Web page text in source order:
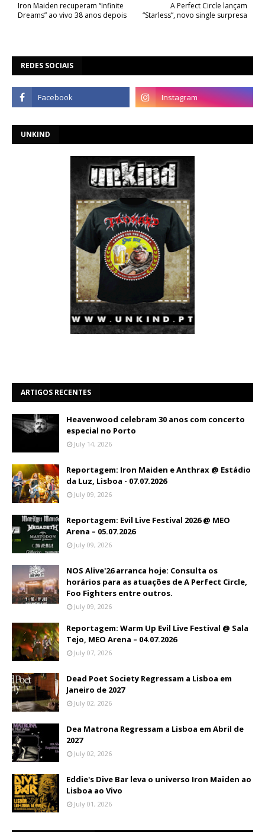
A Perfect Circle lançam
“Starless”, novo single surpresa
Iron Maiden recuperam “Infinite
Dreams” ao vivo 38 anos depois
REDES SOCIAIS
UNKIND
ARTIGOS RECENTES
Heavenwood celebram 30 anos com concerto
especial no Porto
July 14, 2026
Reportagem: Iron Maiden e Anthrax @ Estádio
da Luz, Lisboa - 07.07.2026
July 09, 2026
Reportagem: Evil Live Festival 2026 @ MEO
Arena – 05.07.2026
July 09, 2026
NOS Alive'26 arranca hoje: Consulta os
horários para as atuações de A Perfect Circle,
Foo Fighters entre outros.
July 09, 2026
Reportagem: Warm Up Evil Live Festival @ Sala
Tejo, MEO Arena – 04.07.2026
July 07, 2026
Dead Poet Society Regressam a Lisboa em
Janeiro de 2027
July 02, 2026
Dea Matrona Regressam a Lisboa em Abril de
2027
July 02, 2026
Eddie's Dive Bar leva o universo Iron Maiden ao
Lisboa ao Vivo
July 01, 2026